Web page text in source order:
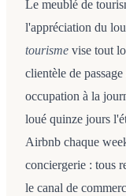
Le meublé de
l'appréciation du
tourisme vise tout
clientèle de
occupation à la
loué quinze jours
Airbnb chaque
conciergerie : tous
le canal de